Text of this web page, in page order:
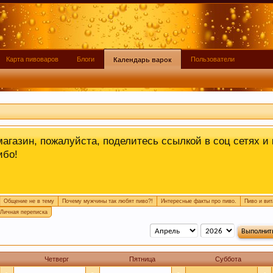
данным сайтом, Вы соглашаетесь на
у вас сейчас готовится, так легче дать четкий
пожалуйста, поделитесь ссылкой в соц сетях и
вчат.
Общение не в тему Почему мужчины так любят пиво?! Интересные факты про пиво. Пиво и
Личная переписка
Четверг Пятница Суббота
Карта пивоваров Блоги Календарь варок Пользователи